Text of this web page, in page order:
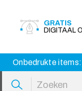
GRATIS
DIGITAAL
Onbedrukte